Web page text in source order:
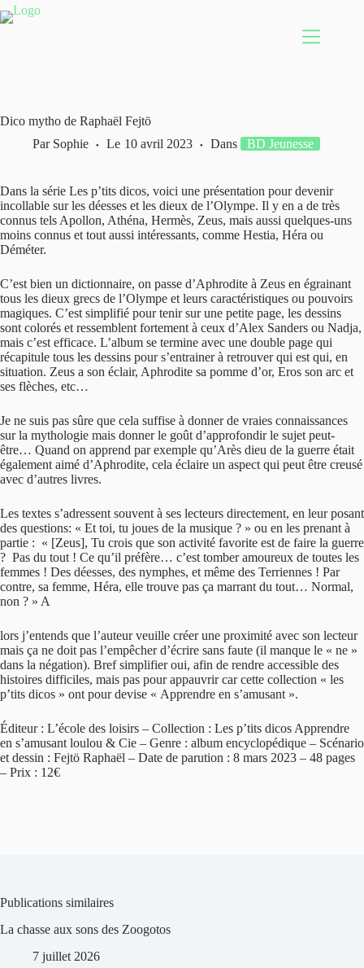
Passer
au
Dico mytho de Raphaël Fejtö
Par Sophie Le 10 avril 2023 Dans BD Jeunesse
Dans la série Les p’tits dicos, voici une présentation pour devenir
incollable sur les déesses et les dieux de l’Olympe. Il y en a de très
connus tels Apollon, Athéna, Hermès, Zeus, mais aussi quelques-uns
moins connus et tout aussi intéressants, comme Hestia, Héra ou
Déméter.
C’est bien un dictionnaire, on passe d’Aphrodite à Zeus en égrainant
tous les dieux grecs de l’Olympe et leurs caractéristiques ou pouvoirs
magiques. C’est simplifié pour tenir sur une petite page, les dessins
sont colorés et ressemblent fortement à ceux d’Alex Sanders ou Nadja,
mais c’est efficace. L’album se termine avec une double page qui
récapitule tous les dessins pour s’entrainer à retrouver qui est qui, en
situation. Zeus a son éclair, Aphrodite sa pomme d’or, Eros son arc et
ses flèches, etc…
Je ne suis pas sûre que cela suffise à donner de vraies connaissances
sur la mythologie mais donner le goût d’approfondir le sujet peut-
être… Quand on apprend par exemple qu’Arès dieu de la guerre était
également aimé d’Aphrodite, cela éclaire un aspect qui peut être creusé
avec d’autres livres.
Les textes s’adressent souvent à ses lecteurs directement, en leur posant
des questions: « Et toi, tu joues de la musique ? » ou en les prenant à
partie : « [Zeus], Tu crois que son activité favorite est de faire la guerre
? Pas du tout ! Ce qu’il préfère… c’est tomber amoureux de toutes les
femmes ! Des déesses, des nymphes, et même des Terriennes ! Par
contre, sa femme, Héra, elle trouve pas ça marrant du tout… Normal,
non ? » A
lors j’entends que l’auteur veuille créer une proximité avec son lecteur
mais ça ne doit pas l’empêcher d’écrire sans faute (il manque le « ne »
dans la négation). Bref simplifier oui, afin de rendre accessible des
histoires difficiles, mais pas pour appauvrir car cette collection « les
p’tits dicos » ont pour devise « Apprendre en s’amusant ».
Éditeur : L’école des loisirs – Collection : Les p’tits dicos Apprendre
en s’amusant loulou & Cie – Genre : album encyclopédique – Scénario
et dessin : Fejtö Raphaël – Date de parution : 8 mars 2023 – 48 pages
– Prix : 12€
Publications similaires
La chasse aux sons des Zoogotos
7 juillet 2026